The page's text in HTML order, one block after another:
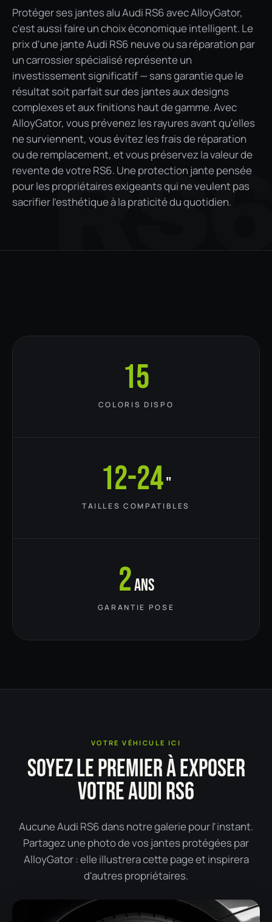
Protéger ses jantes alu Audi RS6 avec AlloyGator,
c'est aussi faire un choix économique intelligent. Le
prix d'une jante Audi RS6 neuve ou sa réparation par
un carrossier spécialisé représente un
investissement significatif — sans garantie que le
résultat soit parfait sur des jantes aux designs
complexes et aux finitions haut de gamme. Avec
AlloyGator, vous prévenez les rayures avant qu'elles
ne surviennent, vous évitez les frais de réparation
ou de remplacement, et vous préservez la valeur de
revente de votre RS6. Une protection jante pensée
pour les propriétaires exigeants qui ne veulent pas
sacrifier l'esthétique à la praticité du quotidien.
15
COLORIS DISPO
12-24"
TAILLES COMPATIBLES
2ans
GARANTIE POSE
VOTRE VÉHICULE ICI
SOYEZ LE PREMIER À EXPOSER
VOTRE AUDI RS6
Aucune Audi RS6 dans notre galerie pour l'instant.
Partagez une photo de vos jantes protégées par
AlloyGator : elle illustrera cette page et inspirera
d'autres propriétaires.